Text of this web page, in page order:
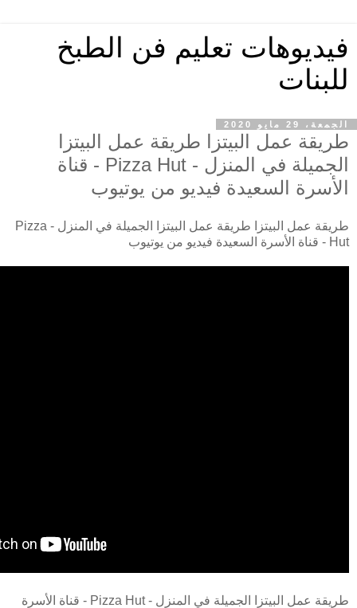
فيديوهات تعليم فن الطبخ
للبنات
الجمعة، 29 مايو 2020
طريقة عمل البيتزا طريقة عمل البيتزا
الجميلة في المنزل - Pizza Hut - قناة
الأسرة السعيدة فيديو من يوتيوب
طريقة عمل البيتزا طريقة عمل البيتزا الجميلة في المنزل - Pizza
Hut - قناة الأسرة السعيدة فيديو من يوتيوب
طريقة عمل البيتزا الجميلة في المنزل - Pizza Hut - قناة الأسرة